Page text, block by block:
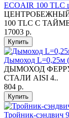
ECOAIR 100 TLC
ЦЕНТРОБЕЖНЫЙ
100 TLC С
17003 р.
Купить
Дымоход L=0,25м
ДЫМОХОД
СТАЛИ AISI 4..
804 р.
Купить
Тройник-сэндвич